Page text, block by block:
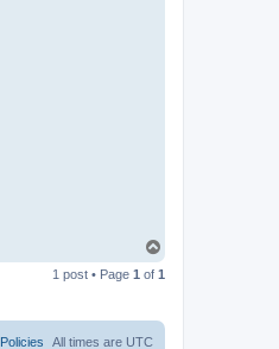
p
1 post • Page 1 of 1
All times are UTC
Policies